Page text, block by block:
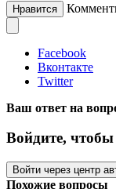
Нравится
Facebook
Вконтакте
Twitter
Ваш ответ на
Войдите, чтобы
Войти через центр
Похожие вопросы